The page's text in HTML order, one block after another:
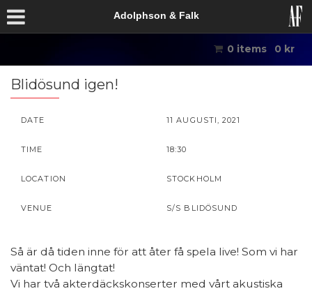
Adolphson & Falk
0 items 0 kr
Blidösund igen!
DATE 11 AUGUSTI, 2021
TIME 18:30
LOCATION STOCKHOLM
VENUE S/S BLIDÖSUND
Så är då tiden inne för att åter få spela live! Som vi har
väntat! Och längtat!
Vi har två akterdäckskonserter med vårt akustiska